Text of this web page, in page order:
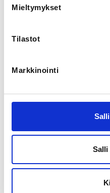
Mieltymykset
Tilastot
Markkinointi
Salli
ilmoittautua maajoukkue- ja
haastajaryhmään
Samalla avaamme
Aikataulu:
10.00-11.30 	Treeni 1
11.30-12.30 	Lounas
14.45-15.15	Tauko
Henkilökohtaisia
paikalle. Valmentajien ei
tai maksaa leirille